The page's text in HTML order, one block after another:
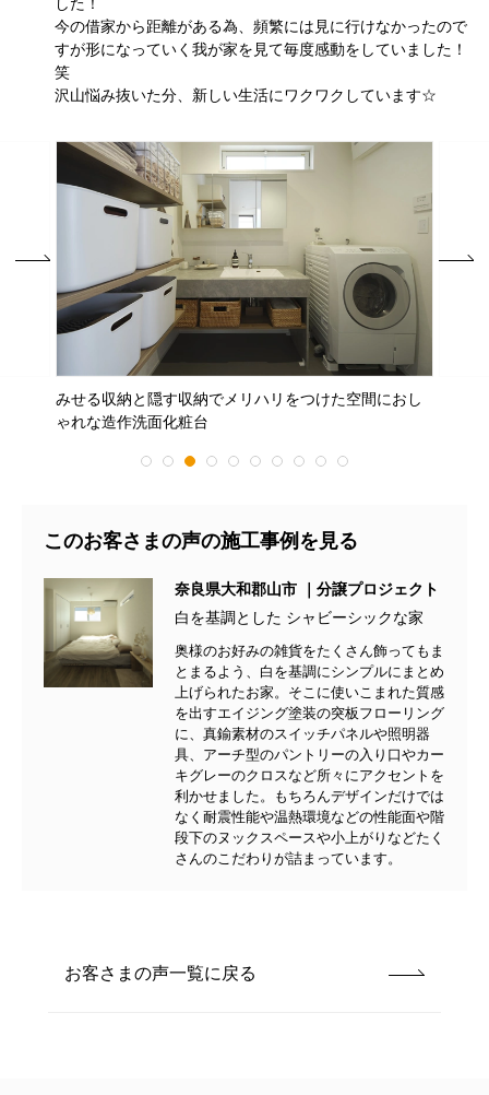
した！
今の借家から距離がある為、頻繁には見に行けなかったので
すが形になっていく我が家を見て毎度感動をしていました！
笑
沢山悩み抜いた分、新しい生活にワクワクしています☆
みせる収納と隠す収納でメリハリをつけた空間におし
ゃれな造作洗面化粧台
このお客さまの声の施工事例を見る
奈良県大和郡山市 ｜分譲プロジェクト
白を基調とした シャビーシックな家
奥様のお好みの雑貨をたくさん飾ってもま
とまるよう、白を基調にシンプルにまとめ
上げられたお家。そこに使いこまれた質感
を出すエイジング塗装の突板フローリング
に、真鍮素材のスイッチパネルや照明器
具、アーチ型のパントリーの入り口やカー
キグレーのクロスなど所々にアクセントを
利かせました。もちろんデザインだけでは
なく耐震性能や温熱環境などの性能面や階
段下のヌックスペースや小上がりなどたく
さんのこだわりが詰まっています。
お客さまの声一覧に戻る